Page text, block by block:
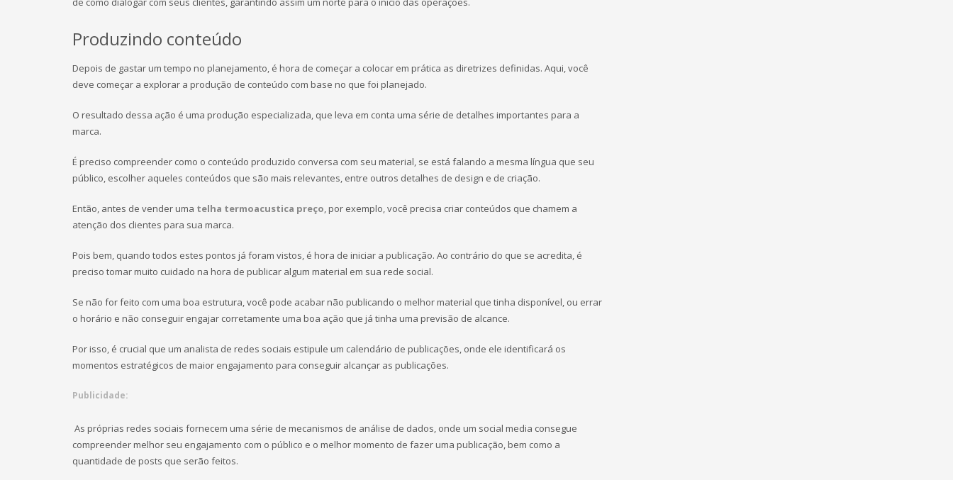
Produzindo conteúdo
Depois de gastar um tempo no planejamento, é hora de começar a colocar em prática as diretrizes definidas. Aqui, você
deve começar a explorar a produção de conteúdo com base no que foi planejado.
O resultado dessa ação é uma produção especializada, que leva em conta uma série de detalhes importantes para a
marca.
É preciso compreender como o conteúdo produzido conversa com seu material, se está falando a mesma língua que seu
público, escolher aqueles conteúdos que são mais relevantes, entre outros detalhes de design e de criação.
Então, antes de vender uma telha termoacustica preço, por exemplo, você precisa criar conteúdos que chamem a
atenção dos clientes para sua marca.
Pois bem, quando todos estes pontos já foram vistos, é hora de iniciar a publicação. Ao contrário do que se acredita, é
preciso tomar muito cuidado na hora de publicar algum material em sua rede social.
Se não for feito com uma boa estrutura, você pode acabar não publicando o melhor material que tinha disponível, ou errar
o horário e não conseguir engajar corretamente uma boa ação que já tinha uma previsão de alcance.
Por isso, é crucial que um analista de redes sociais estipule um calendário de publicações, onde ele identificará os
momentos estratégicos de maior engajamento para conseguir alcançar as publicações.
Publicidade:
As próprias redes sociais fornecem uma série de mecanismos de análise de dados, onde um social media consegue
compreender melhor seu engajamento com o público e o melhor momento de fazer uma publicação, bem como a
quantidade de posts que serão feitos.